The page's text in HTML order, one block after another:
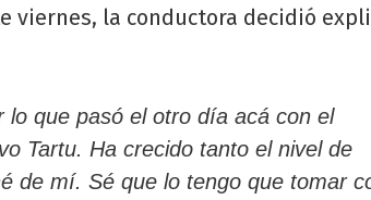
viernes, la conductora decidió
lo que pasó el otro día acá con el
Tartu. Ha crecido tanto el nivel de
de mí. Sé que lo tengo que tomar